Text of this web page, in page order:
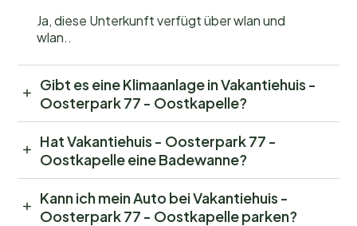
Ja, diese Unterkunft verfügt über wlan und
wlan..
Gibt es eine Klimaanlage in Vakantiehuis -
Oosterpark 77 - Oostkapelle?
Hat Vakantiehuis - Oosterpark 77 -
Oostkapelle eine Badewanne?
Kann ich mein Auto bei Vakantiehuis -
Oosterpark 77 - Oostkapelle parken?